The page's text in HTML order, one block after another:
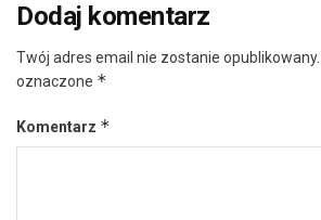
Dodaj komentarz
Twój adres email nie zostanie opublikowany.
oznaczone *
Komentarz *